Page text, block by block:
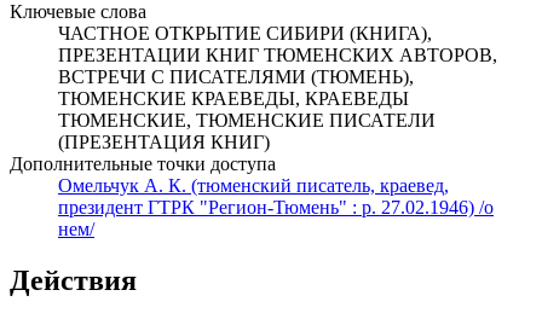
Ключевые слова
ЧАСТНОЕ ОТКРЫТИЕ СИБИРИ (КНИГА),
ПРЕЗЕНТАЦИИ КНИГ ТЮМЕНСКИХ АВТОРОВ,
ВСТРЕЧИ С ПИСАТЕЛЯМИ (ТЮМЕНЬ),
ТЮМЕНСКИЕ КРАЕВЕДЫ, КРАЕВЕДЫ
ТЮМЕНСКИЕ, ТЮМЕНСКИЕ ПИСАТЕЛИ
(ПРЕЗЕНТАЦИЯ КНИГ)
Дополнительные точки доступа
Омельчук А. К. (тюменский писатель, краевед,
президент ГТРК "Регион-Тюмень" : р. 27.02.1946) /о
нем/
Действия